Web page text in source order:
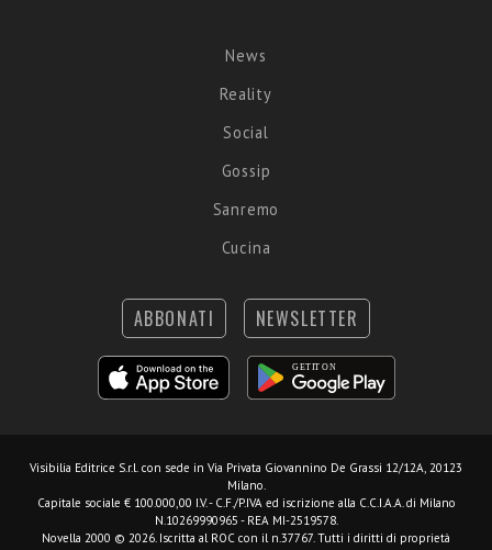
News
Reality
Social
Gossip
Sanremo
Cucina
ABBONATI NEWSLETTER
Visibilia Editrice S.r.l. con sede in Via Privata Giovannino De Grassi 12/12A, 20123
Milano.
Capitale sociale € 100.000,00 I.V. - C.F./P.IVA ed iscrizione alla C.C.I.A.A. di Milano
N.10269990965 - REA MI-2519578.
Novella 2000 © 2026. Iscritta al ROC con il n.37767. Tutti i diritti di proprietà